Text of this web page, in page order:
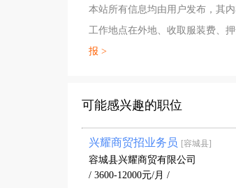
本站所有信息均由用户发布，其
工作地点在外地、收取服装费、
报 >
可能感兴趣的职位
兴耀商贸招业务员 [容城县]
容城县兴耀商贸有限公司
/ 3600-12000元/月 /